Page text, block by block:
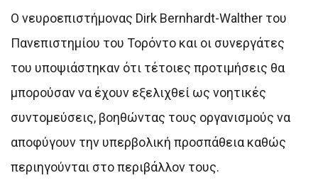
Ο νευροεπιστήμονας Dirk Bernhardt-Walther του
Πανεπιστημίου του Τορόντο και οι συνεργάτες
του υποψιάστηκαν ότι τέτοιες προτιμήσεις θα
μπορούσαν να έχουν εξελιχθεί ως νοητικές
συντομεύσεις, βοηθώντας τους οργανισμούς να
αποφύγουν την υπερβολική προσπάθεια καθώς
περιηγούνται στο περιβάλλον τους.